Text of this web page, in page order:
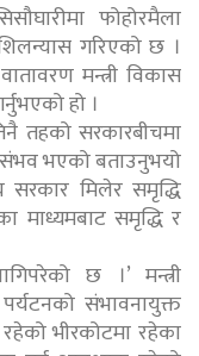
फोहोरमैला
गरिएको छ ।
मन्त्री विकास
हो ।
तहको सरकारबीचमा
भएको बताउनुभयो
सरकार मिलेर समृद्धि
माध्यमबाट समृद्धि र
छ ।’ मन्त्री
संभावनायुक्त
भीरकोटमा रहेका